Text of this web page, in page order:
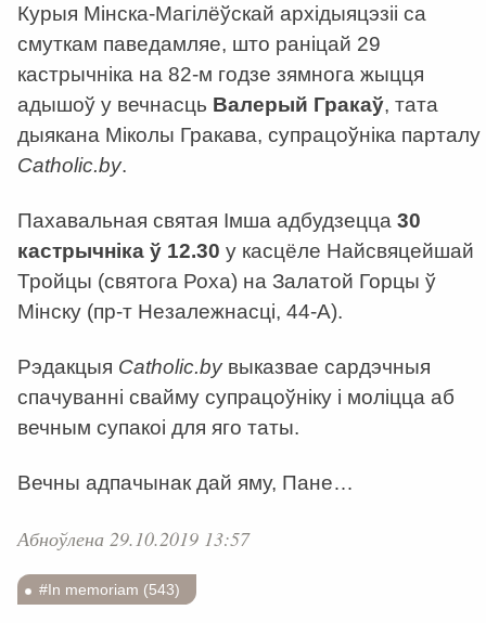
Курыя Мінска-Магілёўскай архідыяцэзіі са
смуткам паведамляе, што раніцай 29
кастрычніка на 82-м годзе зямнога жыцця
адышоў у вечнасць Валерый Гракаў, тата
дыякана Міколы Гракава, супрацоўніка парталу
Catholic.by.
Пахавальная святая Імша адбудзецца 30
кастрычніка ў 12.30 у касцёле Найсвяцейшай
Тройцы (святога Роха) на Залатой Горцы ў
Мінску (пр-т Незалежнасці, 44-А).
Рэдакцыя Catholic.by выказвае сардэчныя
спачуванні свайму супрацоўніку і моліцца аб
вечным супакоі для яго таты.
Вечны адпачынак дай яму, Пане…
Абноўлена 29.10.2019 13:57
#In memoriam (543)